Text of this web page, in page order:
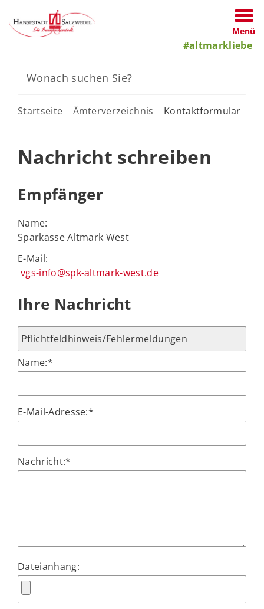
Menü
#altmarkliebe
Startseite Ämterverzeichnis Kontaktformular
Nachricht schreiben
Empfänger
Name:
Sparkasse Altmark West
E-Mail:
vgs-info@spk-altmark-west.de
Ihre Nachricht
Name:*
E-Mail-Adresse:*
Nachricht:*
Dateianhang: